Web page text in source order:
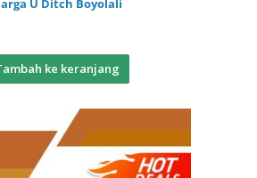
U Ditch Boyolali
ke keranjang